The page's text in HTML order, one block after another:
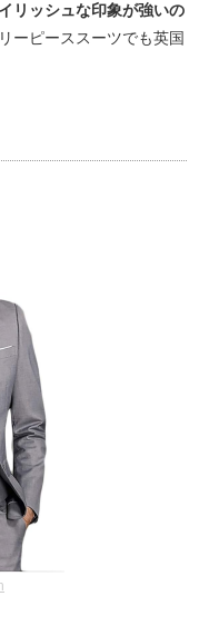
リッシュな印象が強いの
ーピーススーツでも英国